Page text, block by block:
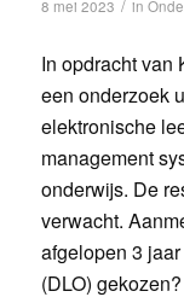
8 mei 2023 / in
In opdracht van
een onderzoek
elektronische
management
onderwijs. De
verwacht.
afgelopen 3
(DLO)